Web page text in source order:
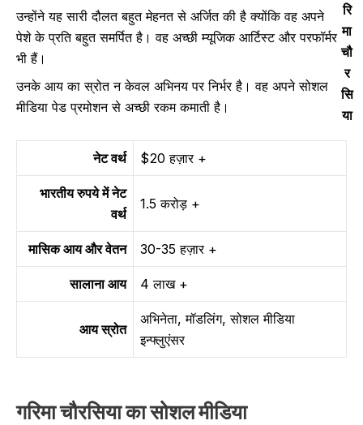
उन्होंने यह सारी दौलत बहुत मेहनत से अर्जित की है क्योंकि वह अपने
पेशे के प्रति बहुत समर्पित है। वह अच्छी म्यूजिक आर्टिस्ट और परफॉर्मर
भी हैं।
उनके आय का स्रोत न केवल अभिनय पर निर्भर है। वह अपने सोशल
मीडिया पेड प्रमोशन से अच्छी रकम कमाती है।
रि
मा
चौ
र
सि
या
नेट वर्थ $20 हज़ार +
भारतीय रुपये में नेट
वर्थ
1.5 करोड़ +
मासिक आय और वेतन 30-35 हज़ार +
सालाना आय 4 लाख +
आय स्रोत
अभिनेता, मॉडलिंग, सोशल मीडिया
इन्फ्लुएंसर
गरिमा चौरसिया का सोशल मीडिया